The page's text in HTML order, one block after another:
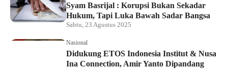
Syam Basrijal : Korupsi Bukan Sekadar
Hukum, Tapi Luka Bawah Sadar Bangsa
Sabtu, 23 Agustus 2025
Nasional
Didukung ETOS Indonesia Institut & Nusa
Ina Connection, Amir Yanto Dipandang